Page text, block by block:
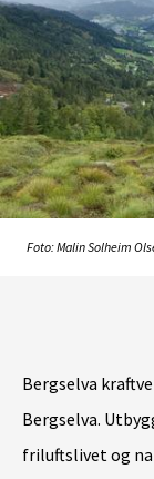
Foto: Malin Solheim
Bergselva
Bergselva.
friluftslivet og